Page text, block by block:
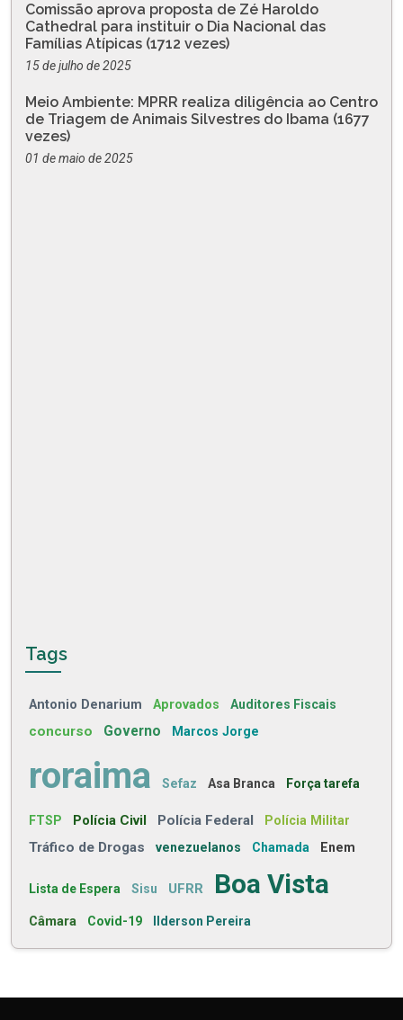
Comissão aprova proposta de Zé Haroldo
Cathedral para instituir o Dia Nacional das
Famílias Atípicas (1712 vezes)
15 de julho de 2025
Meio Ambiente: MPRR realiza diligência ao Centro
de Triagem de Animais Silvestres do Ibama (1677
vezes)
01 de maio de 2025
Tags
Antonio Denarium Aprovados Auditores Fiscais
concurso Governo Marcos Jorge
roraima Sefaz Asa Branca Força tarefa
FTSP Polícia Civil Polícia Federal Polícia Militar
Tráfico de Drogas venezuelanos Chamada Enem
Lista de Espera Sisu UFRR Boa Vista
Câmara Covid-19 Ilderson Pereira